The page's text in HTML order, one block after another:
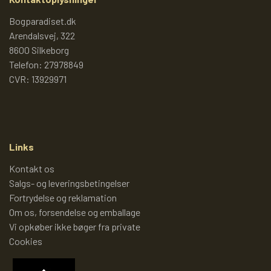
PIXI 500 - 599
ÆLLEBÆLLE BØGER
ÆLLEBÆLLEBØGER 1 - 99
ÆLLEBÆLLEBØGER 200 - 276
ÆLLEBÆLLEBØGER I HARDBACK 277
-
Bogparadiset.dk
Arendalsvej, 322
8600 Silkeborg
Telefon: 27978849
CVR: 13929971
Links
Kontakt os
Salgs- og leveringsbetingelser
Fortrydelse og reklamation
Om os, forsendelse og emballage
Vi opkøber ikke bøger fra private
Cookies